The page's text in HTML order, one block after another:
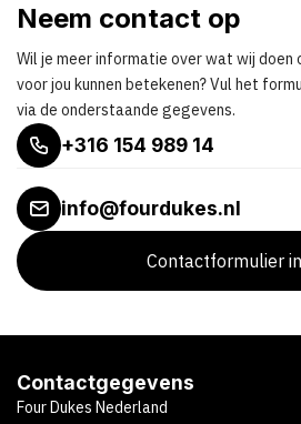
Neem contact op
Wil je meer informatie over wat wij
voor jou kunnen betekenen? Vul het
via de onderstaande gegevens.
+316 154 989 14
info@fourdukes.nl
Contactformulier
Contactgegevens
Four Dukes Nederland